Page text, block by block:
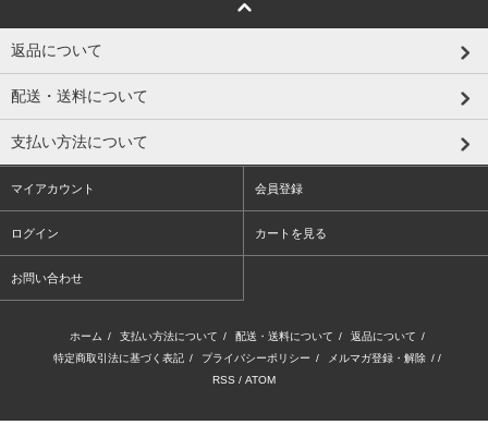
返品について
配送・送料について
支払い方法について
マイアカウント 会員登録
ログイン カートを見る
お問い合わせ
ホーム / 支払い方法について / 配送・送料について / 返品について /
特定商取引法に基づく表記 / プライバシーポリシー / メルマガ登録・解除 / /
RSS / ATOM